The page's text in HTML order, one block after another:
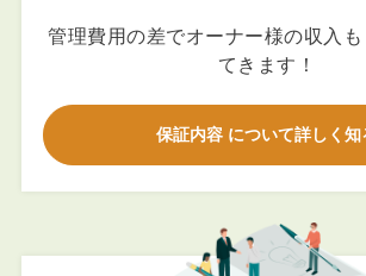
管理費用の差でオーナー様の収入
てきます！
保証内容 について詳しく知